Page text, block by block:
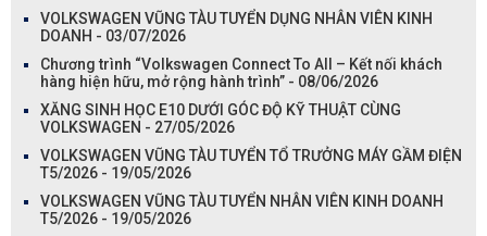
VOLKSWAGEN VŨNG TÀU TUYỂN DỤNG NHÂN VIÊN KINH
DOANH - 03/07/2026
Chương trình “Volkswagen Connect To All – Kết nối khách
hàng hiện hữu, mở rộng hành trình” - 08/06/2026
XĂNG SINH HỌC E10 DƯỚI GÓC ĐỘ KỸ THUẬT CÙNG
VOLKSWAGEN - 27/05/2026
VOLKSWAGEN VŨNG TÀU TUYỂN TỔ TRƯỞNG MÁY GẦM ĐIỆN
T5/2026 - 19/05/2026
VOLKSWAGEN VŨNG TÀU TUYỂN NHÂN VIÊN KINH DOANH
T5/2026 - 19/05/2026